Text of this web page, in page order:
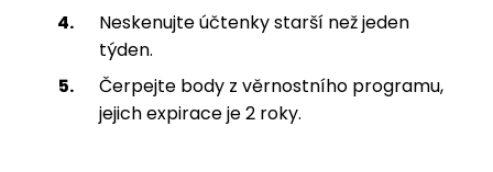
Neskenujte účtenky starší než jeden
týden.
Čerpejte body z věrnostního programu,
jejich expirace je 2 roky.